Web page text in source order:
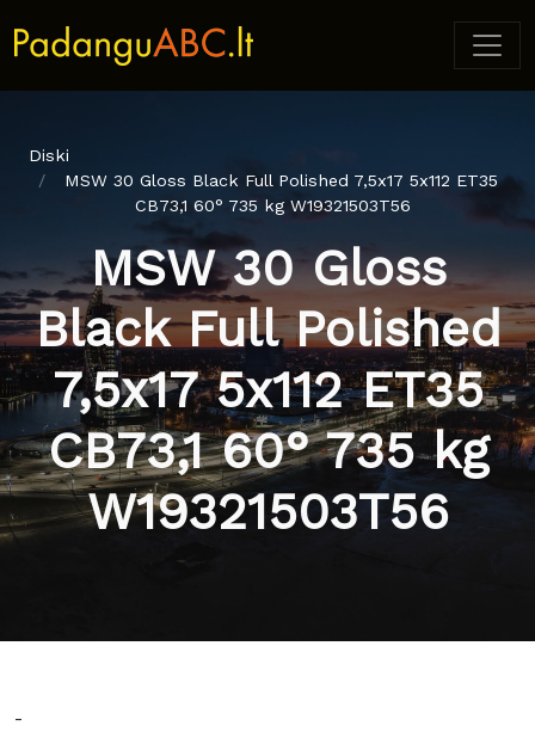
Diski
MSW 30 Gloss Black Full Polished 7,5x17 5x112 ET35
CB73,1 60° 735 kg W19321503T56
MSW 30 Gloss
Black Full Polished
7,5x17 5x112 ET35
CB73,1 60° 735 kg
W19321503T56
-